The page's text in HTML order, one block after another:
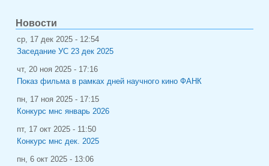
Новости
ср, 17 дек 2025 - 12:54
Заседание УС 23 дек 2025
чт, 20 ноя 2025 - 17:16
Показ фильма в рамках дней научного кино ФАНК
пн, 17 ноя 2025 - 17:15
Конкурс мнс январь 2026
пт, 17 окт 2025 - 11:50
Конкурс мнс дек. 2025
пн, 6 окт 2025 - 13:06